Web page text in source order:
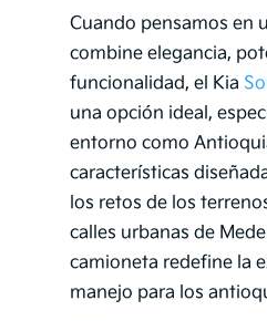
Cuando pensamos en
combine elegancia,
funcionalidad, el Kia
una opción ideal,
entorno como
características
los retos de los
calles urbanas de
camioneta redefine la
manejo para los